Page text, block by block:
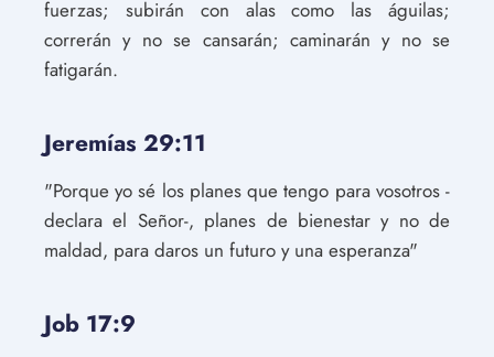
fuerzas; subirán con alas como las águilas;
correrán y no se cansarán; caminarán y no se
fatigarán.
Jeremías 29:11
"Porque yo sé los planes que tengo para vosotros -
declara el Señor-, planes de bienestar y no de
maldad, para daros un futuro y una esperanza"
Job 17:9